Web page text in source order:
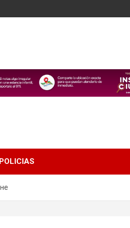
POLICIAS